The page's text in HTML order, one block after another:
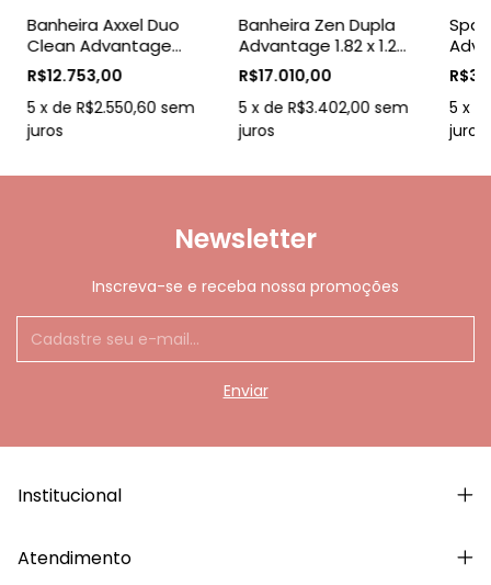
Banheira Axxel Duo
Clean Advantage
Dupla 9 Jatos 1.79 x
1.10
R$12.753,00
5 x de R$2.550,60 sem
juros
Banheira Zen Dupla
Advantage 1.82 x 1.25
Axell
R$17.010,00
5 x de R$3.402,00 sem
juros
Spa
5 x
juros
Newsletter
Inscreva-se e receba nossa promoções
Institucional
Atendimento